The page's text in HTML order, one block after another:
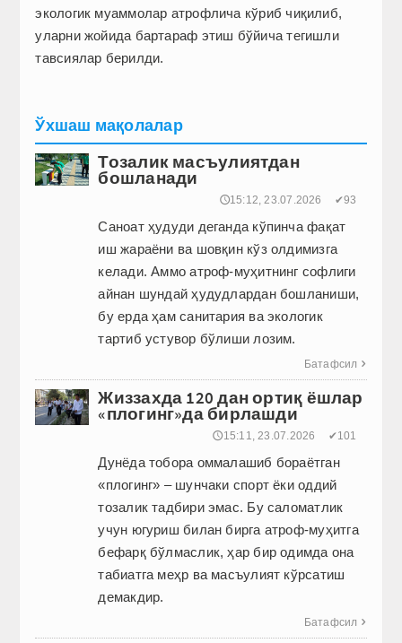
экологик муаммолар атрофлича кўриб чиқилиб,
уларни жойида бартараф этиш бўйича тегишли
тавсиялар берилди.
Ўхшаш мақолалар
Тозалик масъулиятдан
бошланади
🕔15:12, 23.07.2026 ✔93
Саноат ҳудуди деганда кўпинча фақат
иш жараёни ва шовқин кўз олдимизга
келади. Аммо атроф-муҳитнинг софлиги
айнан шундай ҳудудлардан бошланиши,
бу ерда ҳам санитария ва экологик
тартиб устувор бўлиши лозим.
Батафсил 
Жиззахда 120 дан ортиқ ёшлар
«плогинг»да бирлашди
🕔15:11, 23.07.2026 ✔101
Дунёда тобора оммалашиб бораётган
«плогинг» – шунчаки спорт ёки оддий
тозалик тадбири эмас. Бу саломатлик
учун югуриш билан бирга атроф-муҳитга
бефарқ бўлмаслик, ҳар бир одимда она
табиатга меҳр ва масъулият кўрсатиш
демакдир.
Батафсил 